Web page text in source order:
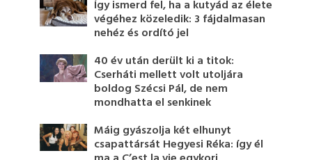
Így ismerd fel, ha a kutyád az élete
végéhez közeledik: 3 fájdalmasan
nehéz és ordító jel
40 év után derült ki a titok:
Cserháti mellett volt utoljára
boldog Szécsi Pál, de nem
mondhatta el senkinek
Máig gyászolja két elhunyt
csapattársát Hegyesi Réka: így él